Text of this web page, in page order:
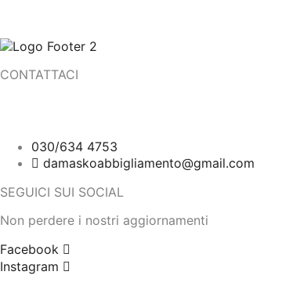
CONTATTACI
030/634 4753
damaskoabbigliamento@gmail.com
SEGUICI SUI SOCIAL
Non perdere i nostri aggiornamenti
Facebook
Instagram